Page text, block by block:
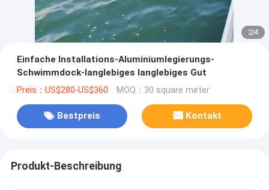
2/4
Einfache Installations-Aluminiumlegierungs-
Schwimmdock-langlebiges langlebiges Gut
Preis：US$280-US$360 MOQ：30 square meter
Bestpreis Kontakt
Produkt-Beschreibung